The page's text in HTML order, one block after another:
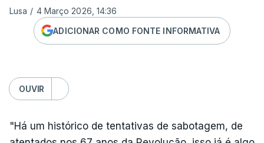
Lusa / 4 Março 2026, 14:36
ADICIONAR COMO FONTE INFORMATIVA
OUVIR
"Há um histórico de tentativas de sabotagem, de